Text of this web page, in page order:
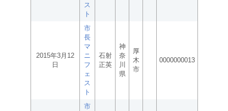
ス
ト
2015年3月12
日
市
長
マ
ニ
フ
ェ
ス
ト
石射
正英
神
奈
川
県
厚
木
市
0000000013
市